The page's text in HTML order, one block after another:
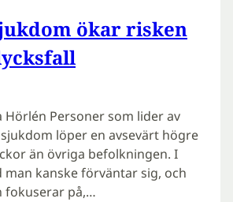
ökar risken
Hörlén Personer som lider av
löper en avsevärt högre
än övriga befolkningen. I
man kanske förväntar sig, och
fokuserar på,…